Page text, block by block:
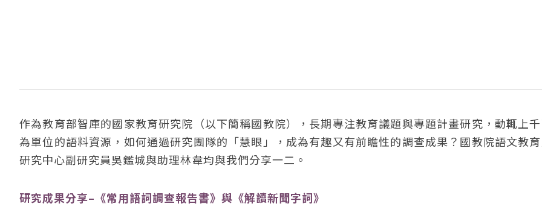
作為教育部智庫的國家教育研究院（以下簡稱國教院），長期專注教育議題與專題計畫研究，動輒上
為單位的語料資源，如何通過研究團隊的「慧眼」，成為有趣又有前瞻性的調查成果？國教院語文教
研究中心副研究員吳鑑城與助理林韋均與我們分享一二。
研究成果分享–《常用語詞調查報告書》與《解讀新聞字詞》